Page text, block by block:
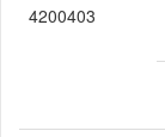
4200403